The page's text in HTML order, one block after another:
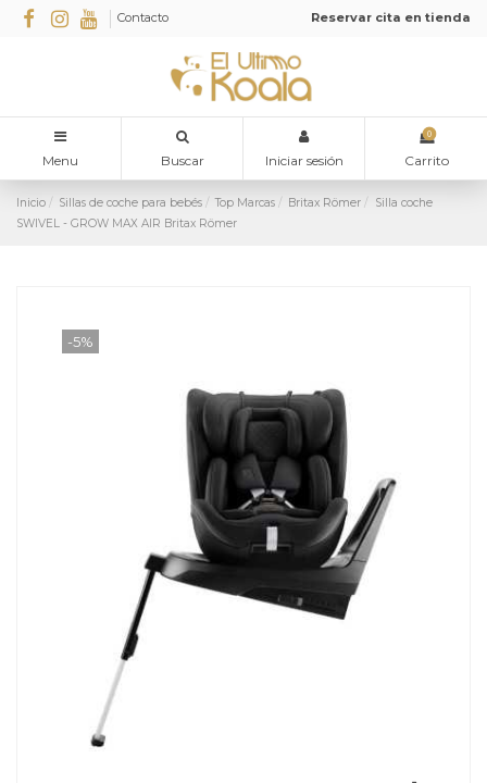
Contacto Reservar cita en tienda
Menu Buscar Iniciar sesión
0
Carrito
Inicio Sillas de coche para bebés Top Marcas Britax Römer
Silla coche
SWIVEL - GROW MAX AIR Britax Römer
-5%